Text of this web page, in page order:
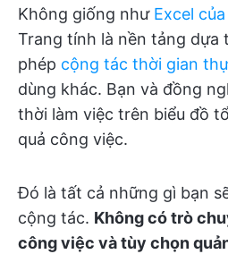
Không giống như Excel
Trang tính là nền tảng dựa
phép cộng tác thời gian
dùng khác. Bạn và đồng
thời làm việc trên biểu đồ
quả công việc.
Đó là tất cả những gì bạn
cộng tác. Không có trò
công việc và tùy chọn